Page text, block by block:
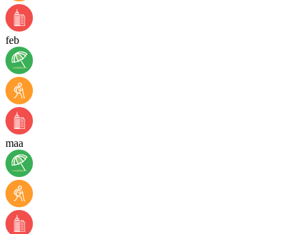
feb
maa